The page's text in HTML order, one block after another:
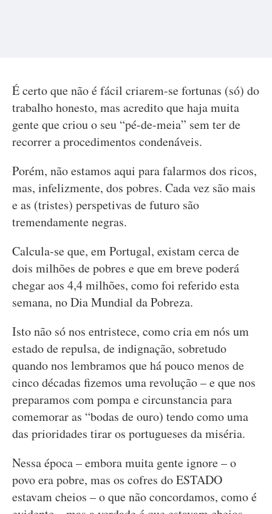
É certo que não é fácil criarem-se fortunas (só) do
trabalho honesto, mas acredito que haja muita
gente que criou o seu “pé-de-meia” sem ter de
recorrer a procedimentos condenáveis.
Porém, não estamos aqui para falarmos dos ricos,
mas, infelizmente, dos pobres. Cada vez são mais
e as (tristes) perspetivas de futuro são
tremendamente negras.
Calcula-se que, em Portugal, existam cerca de
dois milhões de pobres e que em breve poderá
chegar aos 4,4 milhões, como foi referido esta
semana, no Dia Mundial da Pobreza.
Isto não só nos entristece, como cria em nós um
estado de repulsa, de indignação, sobretudo
quando nos lembramos que há pouco menos de
cinco décadas fizemos uma revolução – e que nos
preparamos com pompa e circunstancia para
comemorar as “bodas de ouro) tendo como uma
das prioridades tirar os portugueses da miséria.
Nessa época – embora muita gente ignore – o
povo era pobre, mas os cofres do ESTADO
estavam cheios – o que não concordamos, como é